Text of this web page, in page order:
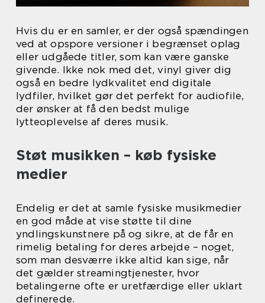
Hvis du er en samler, er der også spændingen
ved at opspore versioner i begrænset oplag
eller udgåede titler, som kan være ganske
givende. Ikke nok med det, vinyl giver dig
også en bedre lydkvalitet end digitale
lydfiler, hvilket gør det perfekt for audiofile,
der ønsker at få den bedst mulige
lytteoplevelse af deres musik.
Støt musikken – køb fysiske
medier
Endelig er det at samle fysiske musikmedier
en god måde at vise støtte til dine
yndlingskunstnere på og sikre, at de får en
rimelig betaling for deres arbejde – noget,
som man desværre ikke altid kan sige, når
det gælder streamingtjenester, hvor
betalingerne ofte er uretfærdige eller uklart
definerede.